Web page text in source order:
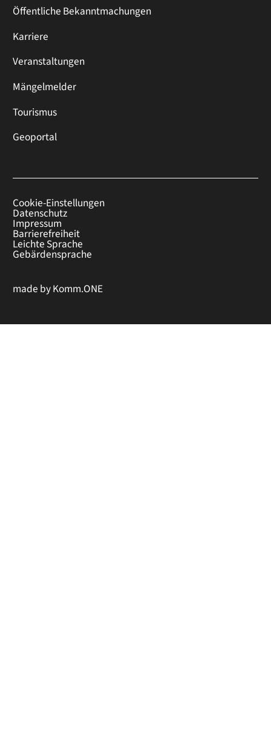
Öffentliche Bekanntmachungen
Karriere
Veranstaltungen
Mängelmelder
Tourismus
Geoportal
Cookie-Einstellungen
Datenschutz
Impressum
Barrierefreiheit
Leichte Sprache
Gebärdensprache
made byKomm.ONE